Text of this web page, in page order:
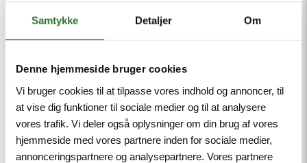
Samtykke Detaljer Om
Denne hjemmeside bruger cookies
Vi bruger cookies til at tilpasse vores indhold og annoncer, til
at vise dig funktioner til sociale medier og til at analysere
vores trafik. Vi deler også oplysninger om din brug af vores
hjemmeside med vores partnere inden for sociale medier,
annonceringspartnere og analysepartnere. Vores partnere
20549, Halogen-free acc. DIN VDE 0472 part 815,
Approval: cULus, RoHS-compliant, Protection
Mindestbestellmenge: 1